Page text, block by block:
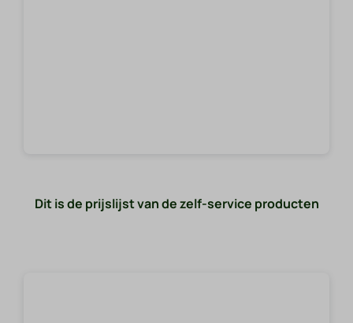
Dit is de prijslijst van de zelf-service producten